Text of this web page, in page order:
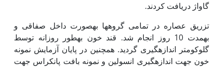
گاواژ دریافت کردند.
تزریق عصاره در تمامی گروه­ها به‏صورت داخل صفاقی و
به‏مدت 10 روز انجام شد. قند خون به‏طور روزانه توسط
گلوکومتر اندازه‏گیری گردید. همچنین در پایان آزمایش نمونه
خون جهت اندازه‏گیری انسولین و نمونه بافت پانکراس جهت